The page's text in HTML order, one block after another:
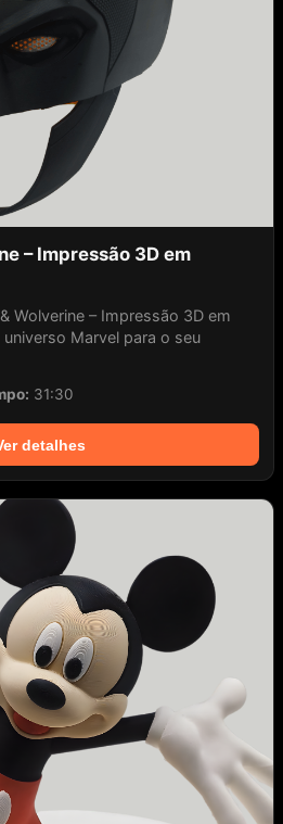
– Impressão 3D em
Wolverine – Impressão 3D em
Marvel para o seu
31:30
detalhes